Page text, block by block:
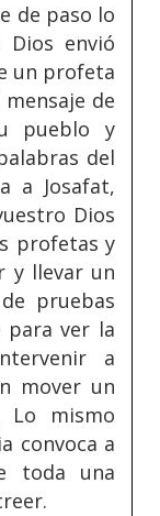
de paso lo
envió
un profeta
de
pueblo y
del
a Josafat,
Dios
profetas y
y llevar un
pruebas
para ver la
a
mover un
Lo mismo
convoca a
toda una